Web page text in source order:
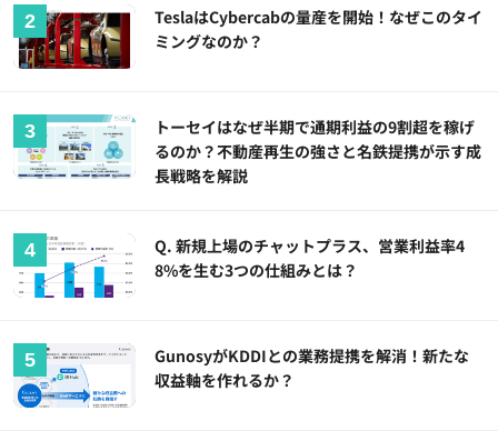
TeslaはCybercabの量産を開始！なぜこのタイ
ミングなのか？
トーセイはなぜ半期で通期利益の9割超を稼げ
るのか？不動産再生の強さと名鉄提携が示す成
長戦略を解説
Q. 新規上場のチャットプラス、営業利益率4
8%を生む3つの仕組みとは？
GunosyがKDDIとの業務提携を解消！新たな
収益軸を作れるか？